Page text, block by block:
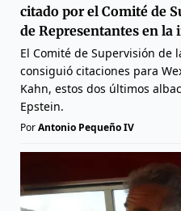
citado por el Comité de
de Representantes en la
El Comité de Supervisión de
consiguió citaciones para
Kahn, estos dos últimos
Epstein.
PorAntonio Pequeño IV